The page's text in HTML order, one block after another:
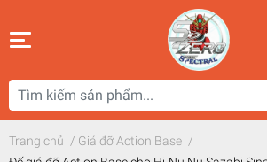
Trang chủ / Giá đỡ Action Base /